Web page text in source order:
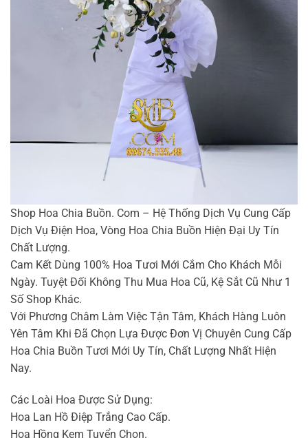
Shop Hoa Chia Buồn. Com – Hệ Thống Dịch Vụ Cung Cấp
Dịch Vụ Điện Hoa, Vòng Hoa Chia Buồn Hiện Đại Uy Tín
Chất Lượng.
Cam Kết Dùng 100% Hoa Tươi Mới Cắm Cho Khách Mỗi
Ngày. Tuyệt Đối Không Thu Mua Hoa Cũ, Kệ Sắt Cũ Như 1
Số Shop Khác.
Với Phương Châm Làm Việc Tận Tâm, Khách Hàng Luôn
Yên Tâm Khi Đã Chọn Lựa Được Đơn Vị Chuyên Cung Cấp
Hoa Chia Buồn Tươi Mới Uy Tín, Chất Lượng Nhất Hiện
Nay.
Các Loài Hoa Được Sử Dụng:
Hoa Lan Hồ Điệp Trắng Cao Cấp.
Hoa Hồng Kem Tuyển Chọn.